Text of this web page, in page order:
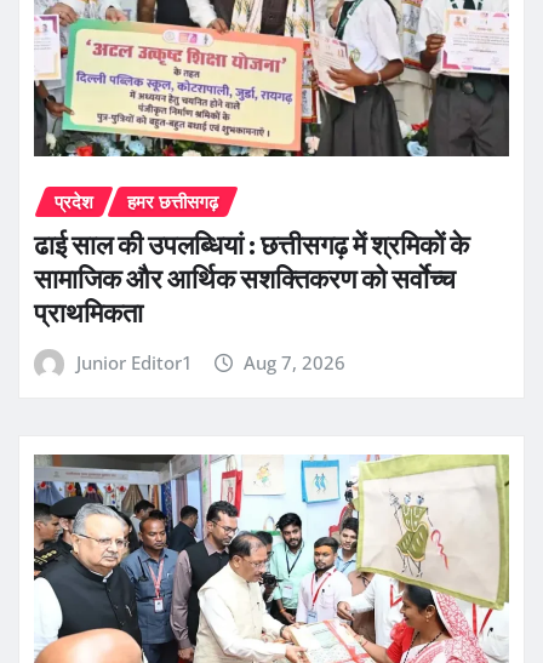
प्रदेश हमर छत्तीसगढ़
ढाई साल की उपलब्धियां : छत्तीसगढ़ में श्रमिकों के
सामाजिक और आर्थिक सशक्तिकरण को सर्वाेच्च
प्राथमिकता
Junior Editor1 Aug 7, 2026